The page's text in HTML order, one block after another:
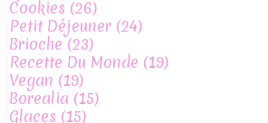
Cookies (26)
Petit Déjeuner (24)
Brioche(23)
Recette Du Monde (19)
Vegan (19)
Borealia (15)
Glaces (15)